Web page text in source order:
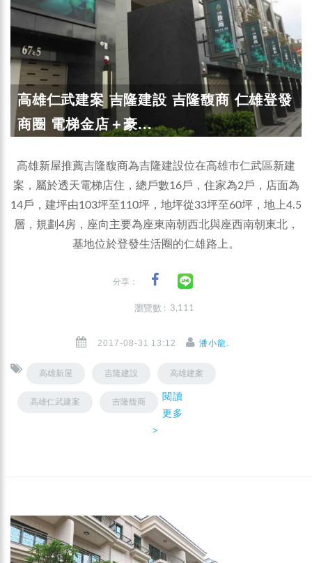
高雄仁武建案 吉隆建設 吉隆馥商 仁雄登發
商圈 電梯金店＋豪...
高雄新屋推薦吉隆馥商為吉隆建設位在高雄巿仁武區新建
案，屬於透天電梯店住，總戶數16戶，住家為2戶，店面為
14戶，建坪由103坪至110坪，地坪從33坪至60坪，地上4.5
層，規劃4房，座向主要為座東南朝西北與座西南朝東北，
基地位於登發生活圈的仁雄路上。
分享：
瀏覽數 : 3,111
2017-08-31 13:12 潘小龍.
高雄新屋 吉隆建設 高雄建案
高雄仁武建案 吉隆馥商
閱讀
更多
＞